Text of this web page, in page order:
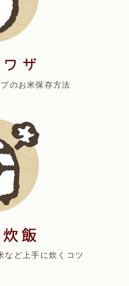
のお米保存方法
など上手に炊くコツ